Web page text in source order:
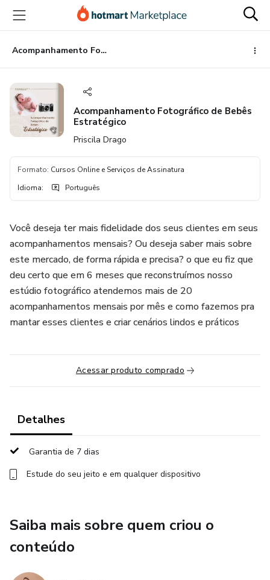
para
conteúdo
principal
para
pagamento
para
rodapé
Acompanhamento Fotográfico de Bebês Estratégico
Acompanhamento Fotográfico de Bebês
Estratégico
Priscila Drago
Formato: Cursos Online e Serviços de Assinatura
Idioma: Português
Você deseja ter mais fidelidade dos seus clientes em seus
acompanhamentos mensais? Ou deseja saber mais sobre
este mercado, de forma rápida e precisa? o que eu fiz que
deu certo que em 6 meses que reconstruímos nosso
estúdio fotográfico atendemos mais de 20
acompanhamentos mensais por mês e como fazemos pra
mantar esses clientes e criar cenários lindos e práticos
Acessar produto comprado
Detalhes
Garantia de 7 dias
Estude do seu jeito e em qualquer dispositivo
Saiba mais sobre quem criou o
conteúdo